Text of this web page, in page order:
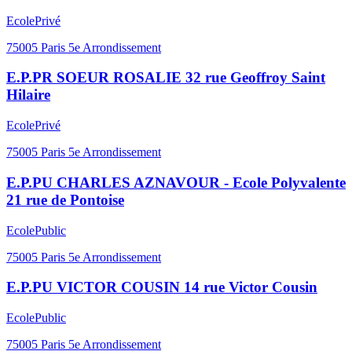
EcolePrivé
75005 Paris 5e Arrondissement
E.P.PR SOEUR ROSALIE 32 rue Geoffroy Saint
Hilaire
EcolePrivé
75005 Paris 5e Arrondissement
E.P.PU CHARLES AZNAVOUR - Ecole Polyvalente
21 rue de Pontoise
EcolePublic
75005 Paris 5e Arrondissement
E.P.PU VICTOR COUSIN 14 rue Victor Cousin
EcolePublic
75005 Paris 5e Arrondissement